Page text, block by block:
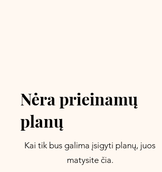
Nėra prieinamų
planų
Kai tik bus galima įsigyti planų, juos
matysite čia.